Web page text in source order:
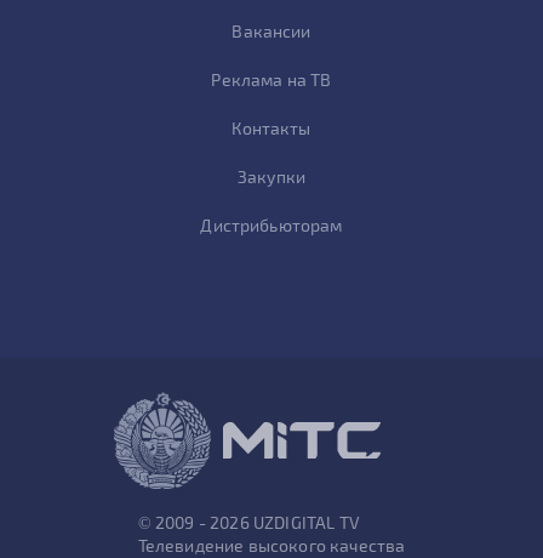
Вакансии
Реклама на ТВ
Контакты
Закупки
Дистрибьюторам
© 2009 - 2026 UZDIGITAL TV
Телевидение высокого качества